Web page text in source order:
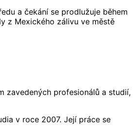
a čekání se prodlužuje během
z Mexického zálivu ve městě
zavedených profesionálů a studií,
v roce 2007. Její práce se